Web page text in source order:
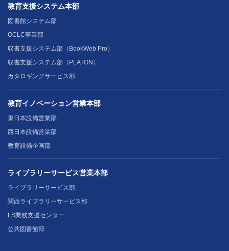
教育支援システム本部
図書館システム部
OCLC事業部
収書支援システム部（BookWeb Pro）
収書支援システム部（PLATON）
カタロギングサービス部
教育イノベーション営業本部
東日本設備営業部
西日本設備営業部
教育設備企画部
ライブラリーサービス営業本部
ライブラリーサービス部
関西ライブラリーサービス部
LS業務支援センター
公共図書館部